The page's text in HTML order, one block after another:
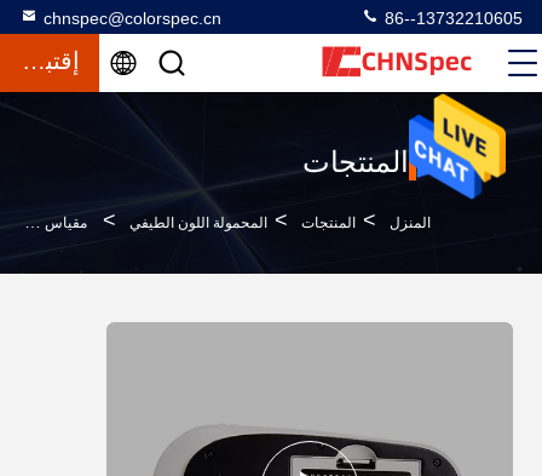
chnspec@colorspec.cn 86--13732210605
إقتباس
المنتجات
المنزل > المنتجات > المحمولة اللون الطيفي > مقياس طيف ضوئي محمول لثبات لون النسيج 0.01٪ دقة انعكاسية مع شهادة CE